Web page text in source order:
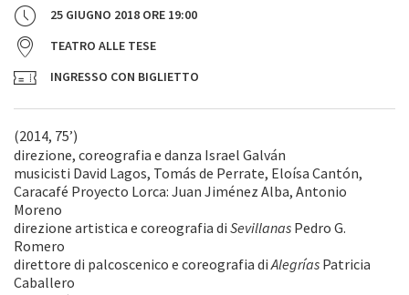
25 GIUGNO 2018 ORE 19:00
TEATRO ALLE TESE
INGRESSO CON BIGLIETTO
(2014, 75’)
direzione, coreografia e danza Israel Galván
musicisti David Lagos, Tomás de Perrate, Eloísa Cantón,
Caracafé Proyecto Lorca: Juan Jiménez Alba, Antonio
Moreno
direzione artistica e coreografia di Sevillanas Pedro G.
Romero
direttore di palcoscenico e coreografia diAlegrías Patricia
Caballero